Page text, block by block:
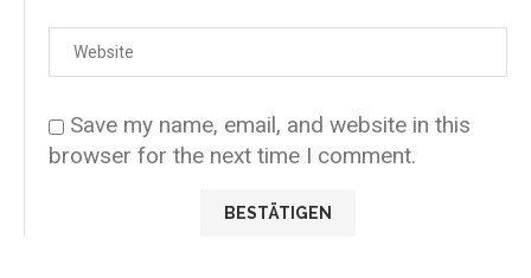
Save my name, email, and website in this
browser for the next time I comment.